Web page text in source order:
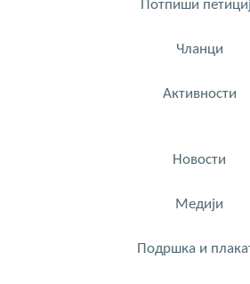
Потпиши
Чланци
Активности
Новости
Медији
Подршка и